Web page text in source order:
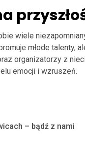
wiele
młode talenty,
organizatorzy z
emocji i wzruszeń.
– bądź z nami